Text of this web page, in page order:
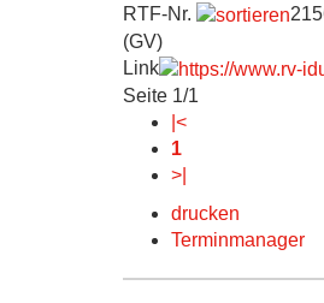
RTF-Nr.
(GV)
Link
Seite 1/1
|<
1
>|
drucken
Terminmanager